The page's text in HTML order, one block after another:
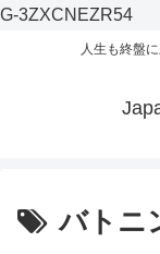
G-3ZXCNEZR54
人生も終盤
バトニ